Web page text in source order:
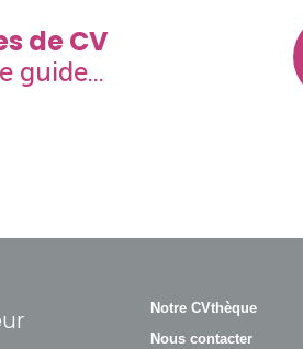
de CV
guide...
Notre CVthèque
Nous contacter